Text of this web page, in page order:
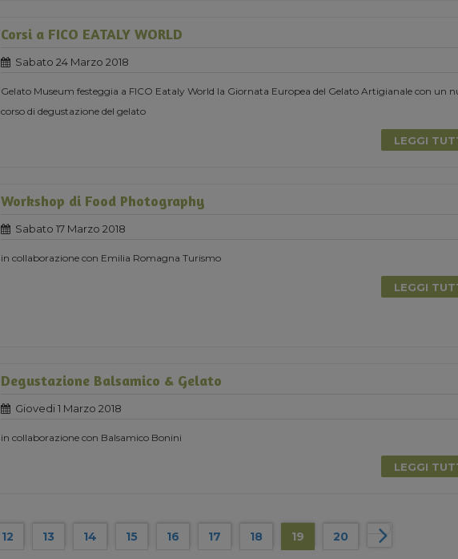
Corsi a FICO EATALY WORLD
Sabato 24 Marzo 2018
Gelato Museum festeggia a FICO Eataly World la Giornata Europea del Gelato Artigianale con un
corso di degustazione del gelato
LEGGI
Workshop di Food Photography
Sabato 17 Marzo 2018
in collaborazione con Emilia Romagna Turismo
LEGGI
Degustazione Balsamico & Gelato
Giovedi 1 Marzo 2018
in collaborazione con Balsamico Bonini
LEGGI
12 13 14 15 16 17 18 19 20